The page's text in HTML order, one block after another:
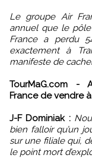
Le groupe Air
annuel que le pôle
France a perdu
exactement à
manifeste de
TourMaG.com -
France de vendre
J-F Dominiak :
bien falloir qu’un
sur une filiale qui,
le point mort